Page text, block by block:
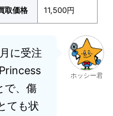
取価格 11,500円
に受注
で、傷
ても状
ホッシー君